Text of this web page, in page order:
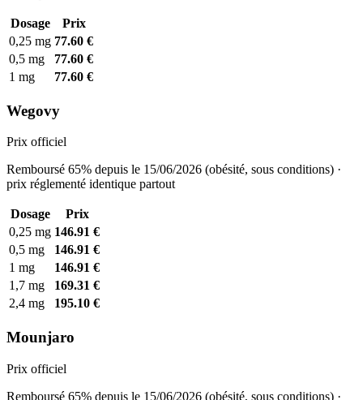
Dosage
Prix
0,25 mg 77.60 €
0,5 mg
77.60 €
1 mg
77.60 €
Wegovy
Prix officiel
Remboursé 65% depuis le 15/06/2026 (obésité, sous conditions) ·
prix réglementé identique partout
Dosage
Prix
0,25 mg 146.91 €
0,5 mg
146.91 €
1 mg
146.91 €
1,7 mg
169.31 €
2,4 mg
195.10 €
Mounjaro
Prix officiel
Remboursé 65% depuis le 15/06/2026 (obésité, sous conditions) ·